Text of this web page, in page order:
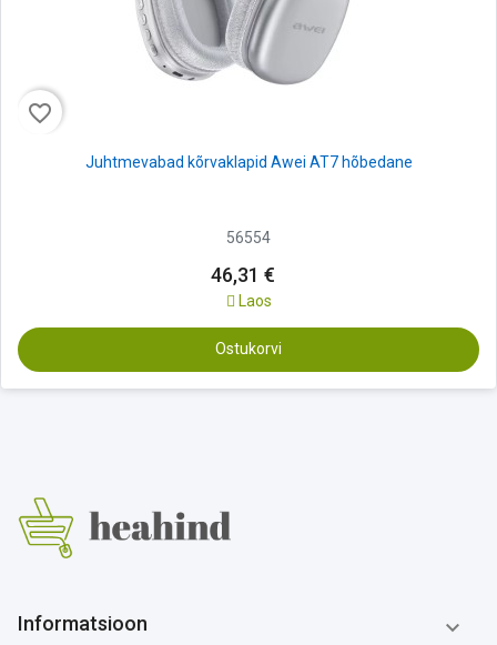
favorite_border
Juhtmevabad kõrvaklapid Awei AT7 hõbedane
56554
46,31 €
Laos
Ostukorvi
Informatsioon 